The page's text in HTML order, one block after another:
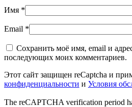
Имя *
Email *
Сохранить моё имя, email и
последующих моих комментариев.
Этот сайт защищен reCaptcha и
конфиденциальности и Условия
The reCAPTCHA verification period